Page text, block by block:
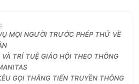
:
MỌI NGƯỜI TRƯỚC PHÉP THỬ VỀ
TRÍ TUỆ GIÁO HỘI THEO THÔNG
GỌI THĂNG TIẾN TRUYỀN THÔNG